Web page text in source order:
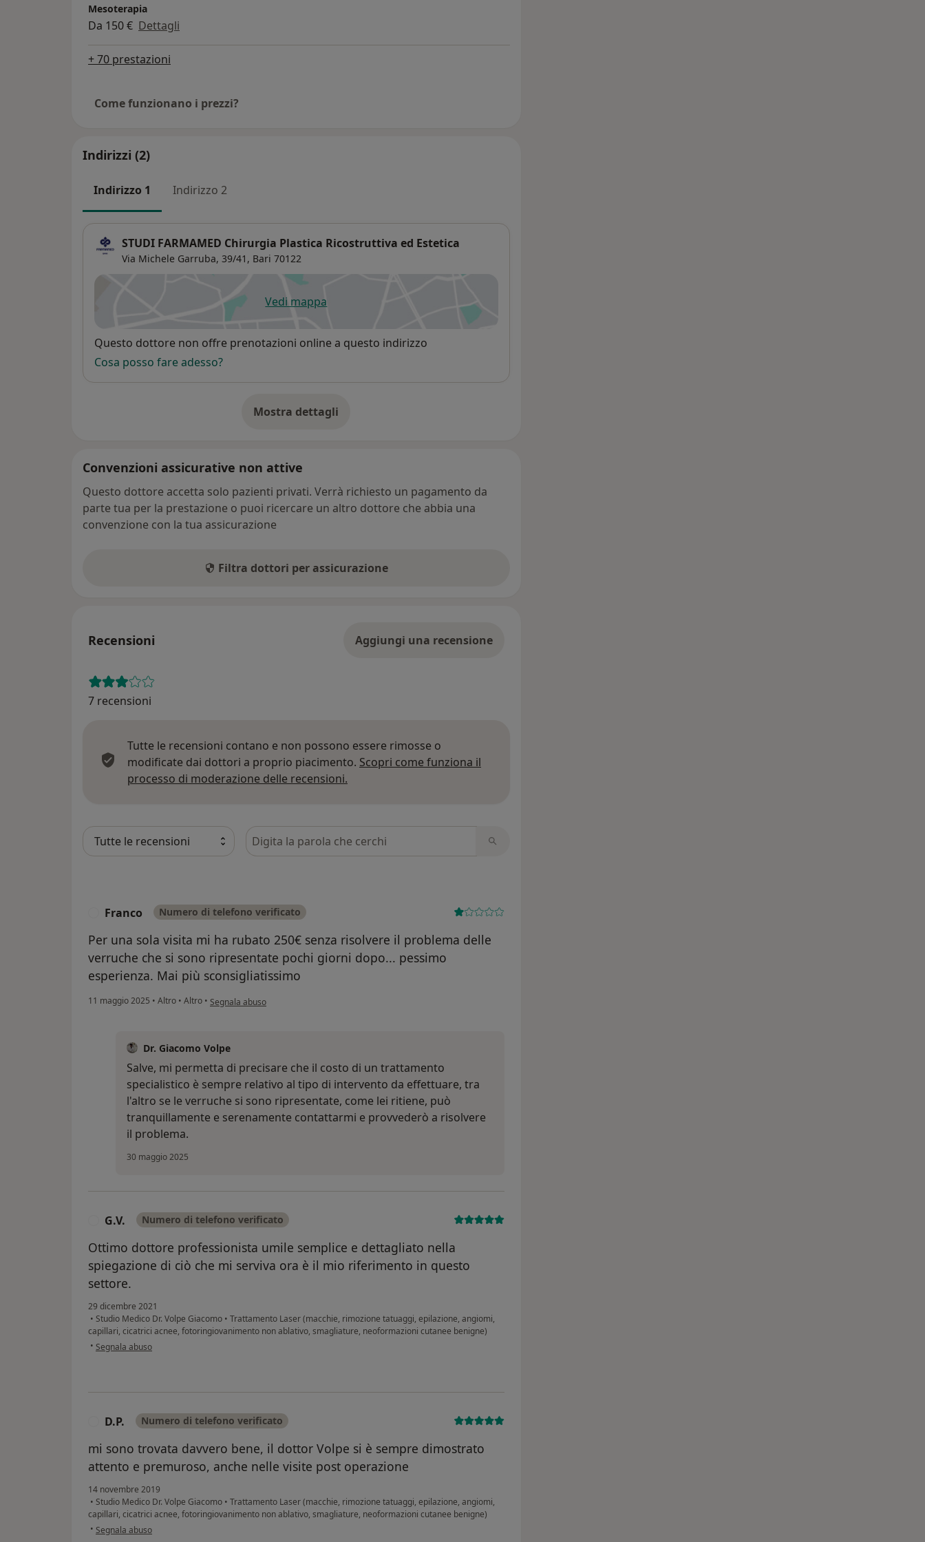
Mesoterapia
Da 150 € Dettagli
+ 70 prestazioni
Come funzionano i prezzi?
Indirizzi (2)
Indirizzo 1 Indirizzo 2
STUDI FARMAMED Chirurgia Plastica Ricostruttiva ed Estetica
Via Michele Garruba, 39/41, Bari 70122
Vedi mappasi apre in una nuova scheda
Disponibilità
Questo dottore non offre prenotazioni online a questo indirizzo
Cosa posso fare adesso?
Mostra dettagli
sull'indirizzo
Convenzioni assicurative non attive
Questo dottore accetta solo pazienti privati. Verrà richiesto un pagamento da
parte tua per la prestazione o puoi ricercare un altro dottore che abbia una
convenzione con la tua assicurazione
Filtra dottori per assicurazione
Recensioni Aggiungi una recensione
7 recensioni
Tutte le recensioni contano e non possono essere rimosse o
modificate dai dottori a proprio piacimento. Scopri come funziona il
processo di moderazione delle recensioni.
Cerca nelle recensioni
Franco Numero di telefono verificato
Per una sola visita mi ha rubato 250€ senza risolvere il problema delle
verruche che si sono ripresentate pochi giorni dopo... pessimo
esperienza. Mai più sconsigliatissimo
11 maggio 2025 • Altro • Altro • secondo l'opinione dell'utente Franco
Segnala abuso
Dr. Giacomo Volpe
Salve, mi permetta di precisare che il costo di un trattamento
specialistico è sempre relativo al tipo di intervento da effettuare, tra
l'altro se le verruche si sono ripresentate, come lei ritiene, può
tranquillamente e serenamente contattarmi e provvederò a risolvere
il problema.
30 maggio 2025
G.V. Numero di telefono verificato
Ottimo dottore professionista umile semplice e dettagliato nella
spiegazione di ciò che mi serviva ora è il mio riferimento in questo
settore.
29 dicembre 2021
• Studio Medico Dr. Volpe Giacomo • Trattamento Laser (macchie, rimozione tatuaggi, epilazione, angiomi,
capillari, cicatrici acnee, fotoringiovanimento non ablativo, smagliature, neoformazioni cutanee benigne)
• secondo l'opinione dell'utente G.V.
Segnala abuso
D.P. Numero di telefono verificato
mi sono trovata davvero bene, il dottor Volpe si è sempre dimostrato
attento e premuroso, anche nelle visite post operazione
14 novembre 2019
• Studio Medico Dr. Volpe Giacomo • Trattamento Laser (macchie, rimozione tatuaggi, epilazione, angiomi,
capillari, cicatrici acnee, fotoringiovanimento non ablativo, smagliature, neoformazioni cutanee benigne)
• secondo l'opinione dell'utente D.P.
Segnala abuso